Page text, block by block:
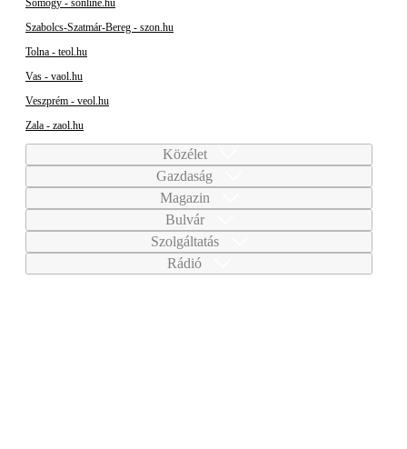
Somogy - sonline.hu
Szabolcs-Szatmár-Bereg - szon.hu
Tolna - teol.hu
Vas - vaol.hu
Veszprém - veol.hu
Zala - zaol.hu
Közélet
Gazdaság
Magazin
Bulvár
Szolgáltatás
Rádió